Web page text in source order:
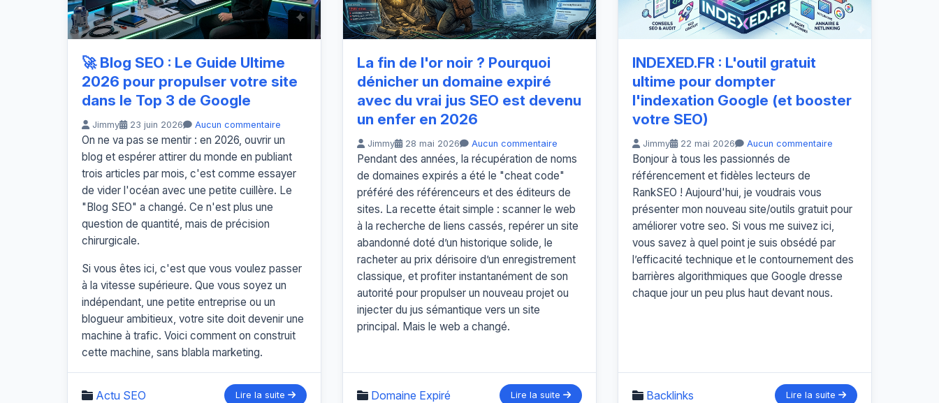
🚀 Blog SEO : Le Guide Ultime
2026 pour propulser votre site
dans le Top 3 de Google
Jimmy 23 juin 2026 Aucun commentaire
On ne va pas se mentir : en 2026, ouvrir un
blog et espérer attirer du monde en publiant
trois articles par mois, c'est comme essayer
de vider l'océan avec une petite cuillère. Le
"Blog SEO" a changé. Ce n'est plus une
question de quantité, mais de précision
chirurgicale.
Si vous êtes ici, c'est que vous voulez passer
à la vitesse supérieure. Que vous soyez un
indépendant, une petite entreprise ou un
blogueur ambitieux, votre site doit devenir une
machine à trafic. Voici comment on construit
cette machine, sans blabla marketing.
Actu SEO Lire la suite
La fin de l'or noir ? Pourquoi
dénicher un domaine expiré
avec du vrai jus SEO est devenu
un enfer en 2026
Jimmy 28 mai 2026 Aucun commentaire
Pendant des années, la récupération de noms
de domaines expirés a été le "cheat code"
préféré des référenceurs et des éditeurs de
sites. La recette était simple : scanner le web
à la recherche de liens cassés, repérer un site
abandonné doté d’un historique solide, le
racheter au prix dérisoire d’un enregistrement
classique, et profiter instantanément de son
autorité pour propulser un nouveau projet ou
injecter du jus sémantique vers un site
principal. Mais le web a changé.
Domaine Expiré Lire la suite
INDEXED.FR : L'outil gratuit
ultime pour dompter
l'indexation Google (et booster
votre SEO)
Jimmy 22 mai 2026 Aucun commentaire
Bonjour à tous les passionnés de
référencement et fidèles lecteurs de
RankSEO ! Aujourd'hui, je voudrais vous
présenter mon nouveau site/outils gratuit pour
améliorer votre seo. Si vous me suivez ici,
vous savez à quel point je suis obsédé par
l’efficacité technique et le contournement des
barrières algorithmiques que Google dresse
chaque jour un peu plus haut devant nous.
Backlinks Lire la suite